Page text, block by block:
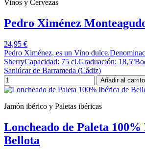
Vinos y Cervezas
Pedro Ximénez
24,95 €
Pedro Ximénez, es un Vino
SherryCapacidad: 75 cl.Graduación:
Sanlúcar de Barrameda (Cádiz)
Añadir al carrito
Jamón ibérico y Paletas ibéricas
Loncheado de Paleta
Bellota